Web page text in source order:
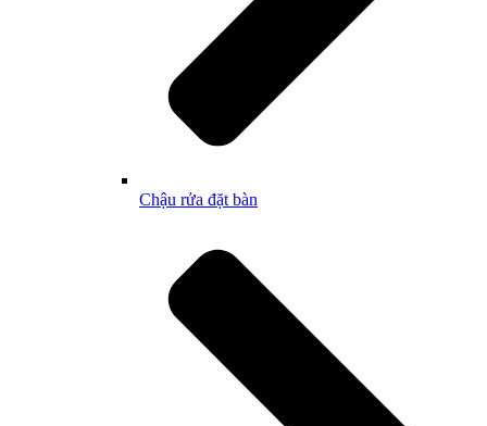
Chậu rửa đặt bàn